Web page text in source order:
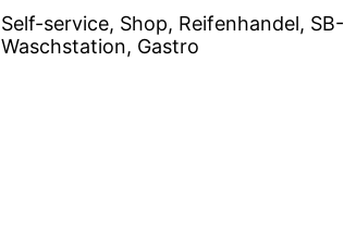
Self-service, Shop, Reifenhandel, SB-
Waschstation, Gastro